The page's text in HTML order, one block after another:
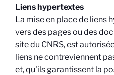
Liens hypertextes
La mise en place de liens
vers des pages ou des
site du CNRS, est
liens ne contreviennent
et, qu'ils garantissent la